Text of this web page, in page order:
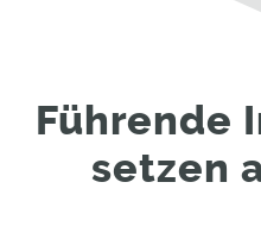
Führende
setzen